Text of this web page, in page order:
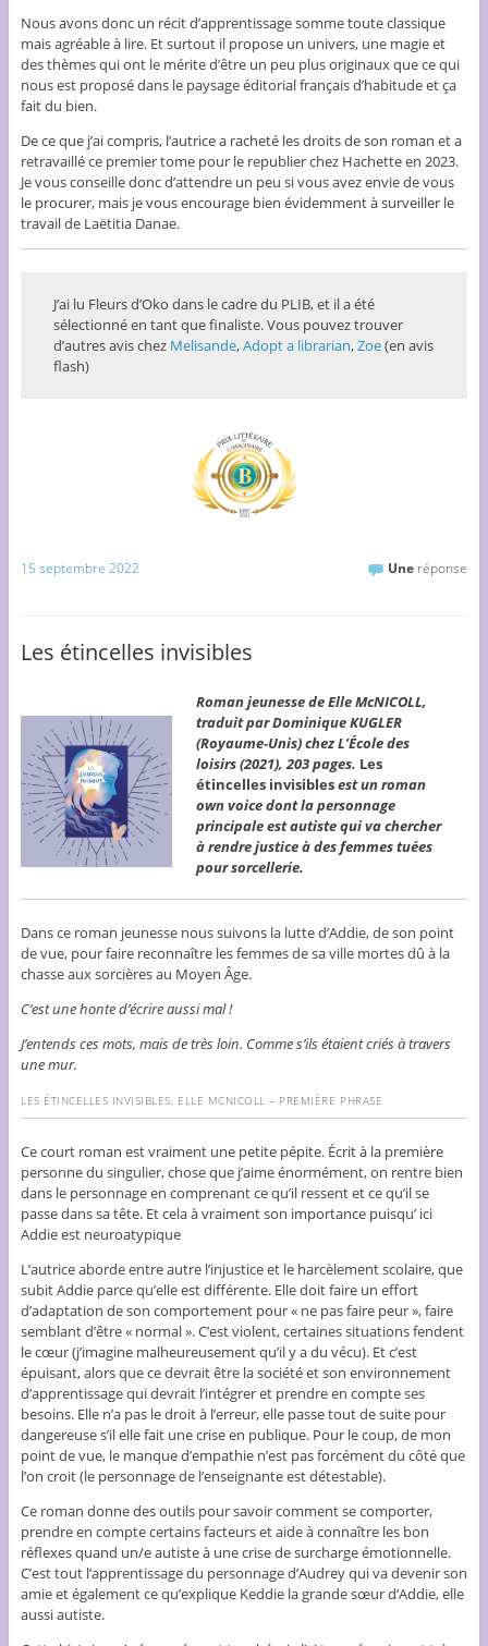
Nous avons donc un récit d’apprentissage somme toute classique
mais agréable à lire. Et surtout il propose un univers, une magie et
des thèmes qui ont le mérite d’être un peu plus originaux que ce qui
nous est proposé dans le paysage éditorial français d’habitude et ça
fait du bien.
De ce que j’ai compris, l’autrice a racheté les droits de son roman et a
retravaillé ce premier tome pour le republier chez Hachette en 2023.
Je vous conseille donc d’attendre un peu si vous avez envie de vous
le procurer, mais je vous encourage bien évidemment à surveiller le
travail de Laëtitia Danae.
J’ai lu Fleurs d’Oko dans le cadre du PLIB, et il a été
sélectionné en tant que finaliste. Vous pouvez trouver
d’autres avis chez Melisande,Adopt a librarian,Zoe(en avis
flash)
15 septembre 2022 Une réponse
Les étincelles invisibles
Roman jeunesse de Elle McNICOLL,
traduit par Dominique KUGLER
(Royaume-Unis) chez L’École des
loisirs (2021), 203 pages. Les
étincelles invisiblesest un roman
own voice dont la personnage
principale est autiste qui va chercher
à rendre justice à des femmes tuées
pour sorcellerie.
Dans ce roman jeunesse nous suivons la lutte d’Addie, de son point
de vue, pour faire reconnaître les femmes de sa ville mortes dû à la
chasse aux sorcières au Moyen Âge.
C’est une honte d’écrire aussi mal !
J’entends ces mots, mais de très loin. Comme s’ils étaient criés à travers
une mur.
LES ÉTINCELLES INVISIBLES, ELLE MCNICOLL – PREMIÈRE PHRASE
Ce court roman est vraiment une petite pépite. Écrit à la première
personne du singulier, chose que j’aime énormément, on rentre bien
dans le personnage en comprenant ce qu’il ressent et ce qu’il se
passe dans sa tête. Et cela à vraiment son importance puisqu’ ici
Addie est neuroatypique
L’autrice aborde entre autre l’injustice et le harcèlement scolaire, que
subit Addie parce qu’elle est différente. Elle doit faire un effort
d’adaptation de son comportement pour « ne pas faire peur », faire
semblant d’être « normal ». C’est violent, certaines situations fendent
le cœur (j’imagine malheureusement qu’il y a du vécu). Et c’est
épuisant, alors que ce devrait être la société et son environnement
d’apprentissage qui devrait l’intégrer et prendre en compte ses
besoins. Elle n’a pas le droit à l’erreur, elle passe tout de suite pour
dangereuse s’il elle fait une crise en publique. Pour le coup, de mon
point de vue, le manque d’empathie n’est pas forcément du côté que
l’on croit (le personnage de l’enseignante est détestable).
Ce roman donne des outils pour savoir comment se comporter,
prendre en compte certains facteurs et aide à connaître les bon
réflexes quand un/e autiste à une crise de surcharge émotionnelle.
C’est tout l’apprentissage du personnage d’Audrey qui va devenir son
amie et également ce qu’explique Keddie la grande sœur d’Addie, elle
aussi autiste.